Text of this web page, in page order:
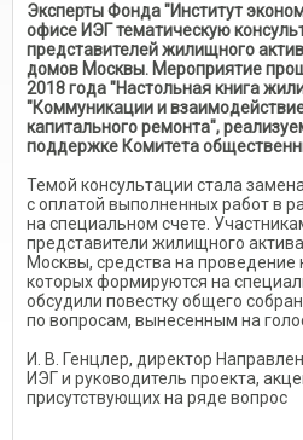
Эксперты Фонда "Институт
офисе ИЭГ тематическую
представителей жилищного
домов Москвы. Мероприятие
2018 года "Настольная книга
"Коммуникации и
капитального ремонта",
поддержке Комитета
Темой консультации стала
с оплатой выполненных работ в
на специальном счете.
представители жилищного
Москвы, средства на проведение
которых формируются на
обсудили повестку общего
по вопросам, вынесенным на
И. В. Генцлер, директор
ИЭГ и руководитель проекта,
присутствующих на ряде вопрос